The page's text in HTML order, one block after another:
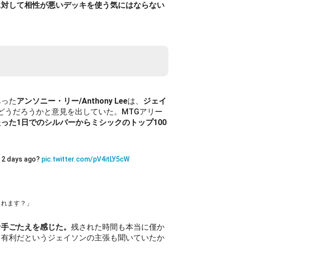
して相性が悪いデッキを使う気にはならない
たアンソニー・リー/Anthony Leeは、 ジェイ
うだろうかと意見を出していた。MTGアリー
た1日でのシルバーからミシックのトップ100
days ago? pic.twitter.com/pV4itLY5cW
ます？」
ごたえを感じた。 残された時間も本当に僅か
利だというジェイソンの主張も聞いていたか